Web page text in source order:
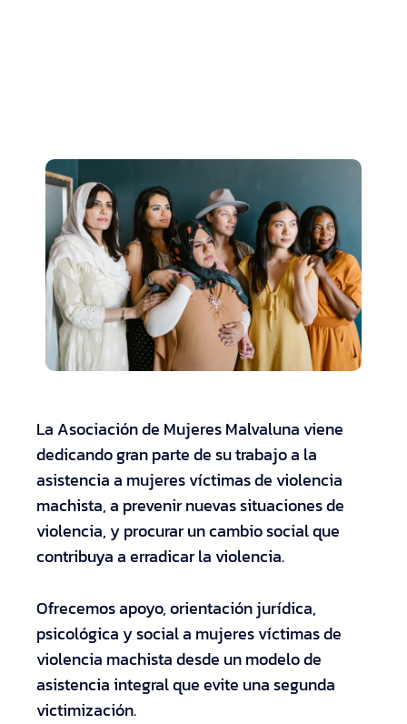
La Asociación de Mujeres Malvaluna viene
dedicando gran parte de su trabajo a la
asistencia a mujeres víctimas de violencia
machista, a prevenir nuevas situaciones de
violencia, y procurar un cambio social que
contribuya a erradicar la violencia.
Ofrecemos apoyo, orientación jurídica,
psicológica y social a mujeres víctimas de
violencia machista desde un modelo de
asistencia integral que evite una segunda
victimización.